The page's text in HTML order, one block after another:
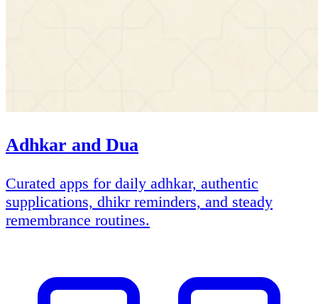
Adhkar and Dua
Curated apps for daily adhkar, authentic
supplications, dhikr reminders, and steady
remembrance routines.